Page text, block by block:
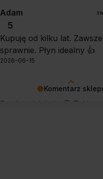
Pani wygodę obsługi i
utrzymania urządzenia w
To dla nas bardzo cenna
Komentarz
Bardzo dziękuję 🙂 Takie
Adam
5
Kupuję od kilku lat.
sprawnie. Płyn idealny 👍️
2026-06-15